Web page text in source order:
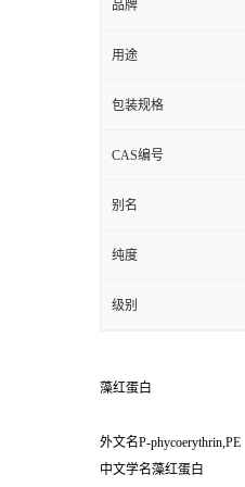
品牌
用途
包装规格
CAS编号
别名
纯度
级别
藻红蛋白
外文名P-phycoerythrin,PE
中文学名藻红蛋白